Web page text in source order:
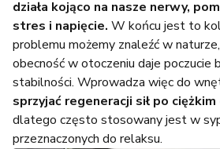
działa kojąco na nasze nerwy,
stres i napięcie. W końcu jest to
problemu możemy znaleźć w
obecność w otoczeniu daje poczucie
stabilności. Wprowadza więc do
sprzyjać regeneracji sił po ciężkim
dlatego często stosowany jest w
przeznaczonych do relaksu.